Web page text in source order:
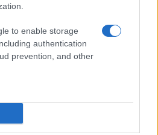
to enable storage
authentication
prevention, and other
per valutare pendii,